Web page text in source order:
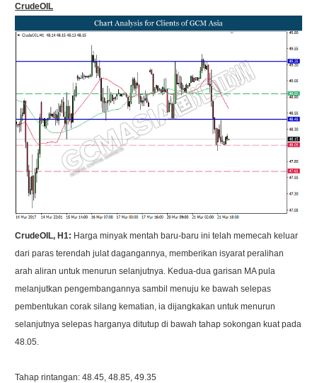
CrudeOIL
CrudeOIL, H1: Harga minyak mentah baru-baru ini telah memecah keluar
dari paras terendah julat dagangannya, memberikan isyarat peralihan
arah aliran untuk menurun selanjutnya. Kedua-dua garisan MA pula
melanjutkan pengembangannya sambil menuju ke bawah selepas
pembentukan corak silang kematian, ia dijangkakan untuk menurun
selanjutnya selepas harganya ditutup di bawah tahap sokongan kuat pada
48.05.
Tahap rintangan: 48.45, 48.85, 49.35